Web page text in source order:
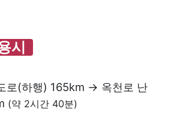
시
로(하행) 165km → 옥천로 난
(약 2시간 40분)